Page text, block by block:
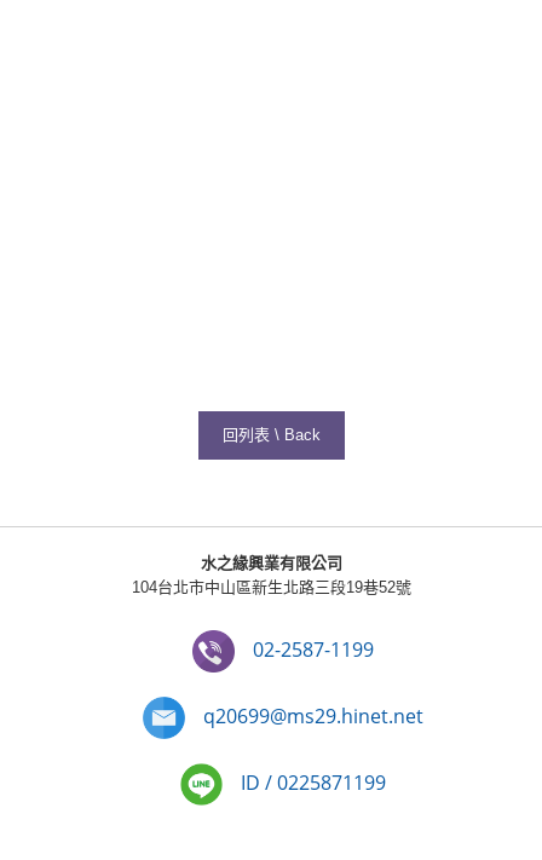
回列表 \ Back
水之緣興業有限公司
104台北市中山區新生北路三段19巷52號
02-2587-1199
q20699@ms29.hinet.net
ID / 0225871199